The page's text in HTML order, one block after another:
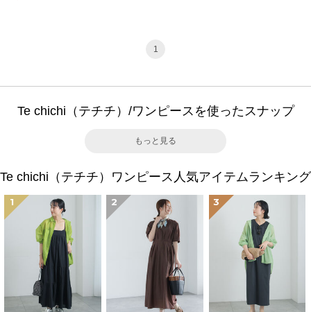
1
Te chichi（テチチ）/ワンピースを使ったスナップ
もっと見る
Te chichi（テチチ）ワンピース人気アイテムランキング
1 2 3